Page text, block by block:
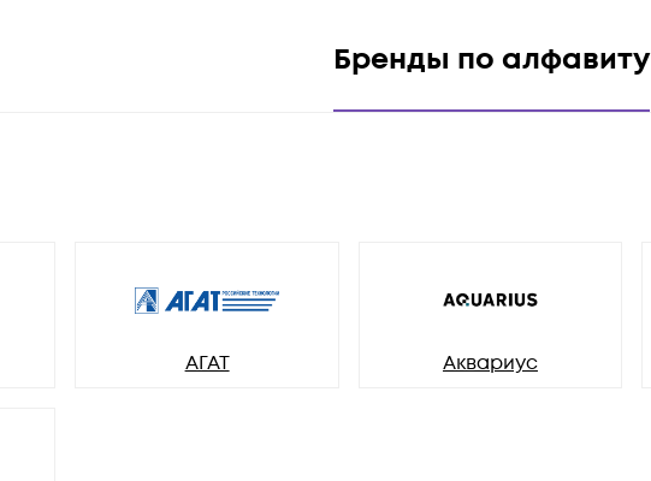
Бренды по алфавиту
АГАТ Аквариус